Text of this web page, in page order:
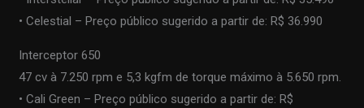
• Celestial – Preço público sugerido a partir de: R$ 36.990
Interceptor 650
47 cv à 7.250 rpm e 5,3 kgfm de torque máximo à 5.650 rpm.
• Cali Green – Preço público sugerido a partir de: R$